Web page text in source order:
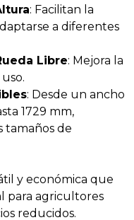
: Facilitan la
a diferentes
Libre: Mejora la
: Desde un ancho
1729 mm,
tamaños de
y económica que
para agricultores
reducidos.